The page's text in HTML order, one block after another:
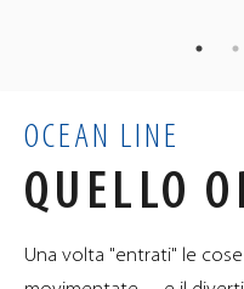
OCEAN LINE
QUELLO
Una volta "entrati" le